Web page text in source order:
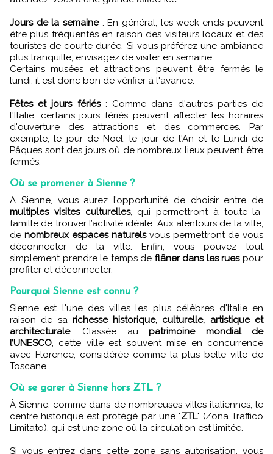
Jours de la semaine: En général, les week-ends peuvent
être plus fréquentés en raison des visiteurs locaux et des
touristes de courte durée. Si vous préférez une ambiance
plus tranquille, envisagez de visiter en semaine.
Certains musées et attractions peuvent être fermés le
lundi, il est donc bon de vérifier à l'avance.
Fêtes et jours fériés: Comme dans d'autres parties de
l'Italie, certains jours fériés peuvent affecter les horaires
d'ouverture des attractions et des commerces. Par
exemple, le jour de Noël, le jour de l'An et le Lundi de
Pâques sont des jours où de nombreux lieux peuvent être
fermés.
Où se promener à Sienne ?
A Sienne, vous aurez l’opportunité de choisir entre de
multiples visites culturelles, qui permettront à toute la
famille de trouver l’activité idéale. Aux alentours de la ville,
de nombreux espaces naturelsvous permettront de vous
déconnecter de la ville. Enfin, vous pouvez tout
simplement prendre le temps de flâner dans les ruespour
profiter et déconnecter.
Pourquoi Sienne est connu ?
Sienne est l'une des villes les plus célèbres d'Italie en
raison de sa richesse historique, culturelle, artistique et
architecturale. Classée aupatrimoine mondial de
l’UNESCO, cette ville est souvent mise en concurrence
avec Florence, considérée comme la plus belle ville de
Toscane.
Où se garer à Sienne hors ZTL ?
À Sienne, comme dans de nombreuses villes italiennes, le
centre historique est protégé par une "ZTL" (Zona Traffico
Limitato), qui est une zone où la circulation est limitée.
Si vous entrez dans cette zone sans autorisation, vous